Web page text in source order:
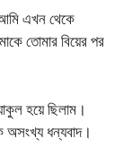
এখন থেকে
তোমার বিয়ের পর
হয়ে ছিলাম।
ধন্যবাদ।